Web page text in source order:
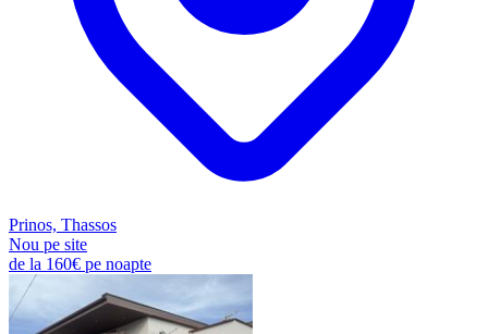
Prinos, Thassos
Nou pe site
de la 160€ pe noapte